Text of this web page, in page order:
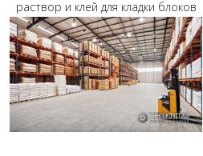
раствор и клей для кладки блоков